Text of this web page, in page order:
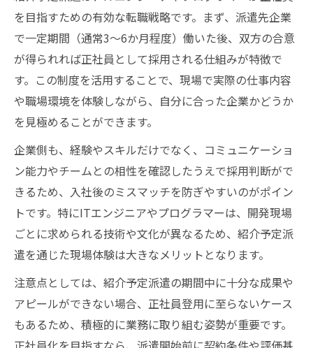
を目指すための有効な転職戦略です。まず、派遣先企業
で一定期間（通常3〜6か月程度）働いた後、双方の合意
が得られれば正社員として採用される仕組みが特徴で
す。この制度を活用することで、現場で実際の仕事内容
や職場環境を体験しながら、自分に合った企業かどうか
を見極めることができます。
企業側も、経験やスキルだけでなく、コミュニケーショ
ン能力やチームとの相性を確認したうえで採用判断がで
きるため、入社後のミスマッチを防ぎやすいのがポイン
トです。特にITエンジニアやプログラマーは、開発現場
ごとに求められる技術や文化が異なるため、紹介予定派
遣を通じた現場体験は大きなメリットとなります。
注意点としては、紹介予定派遣の期間中に十分な成果や
アピールができない場合、正社員登用に至らないケース
もあるため、積極的に業務に取り組む姿勢が重要です。